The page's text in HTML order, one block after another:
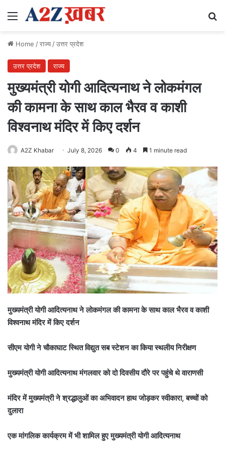
Menu
Home /राज्य/उत्तर प्रदेश
उत्तर प्रदेश राज्य
मुख्यमंत्री योगी आदित्यनाथ ने लोकमंगल
की कामना के साथ काल भैरव व काशी
विश्वनाथ मंदिर में किए दर्शन
A2Z Khabar July 8, 2026 0 4 1 minute read
मुख्यमंत्री योगी आदित्यनाथ ने लोकमंगल की कामना के साथ काल भैरव व काशी
विश्वनाथ मंदिर में किए दर्शन
सीएम योगी ने चौकाघाट स्थित विद्युत सब स्टेशन का किया स्थलीय निरीक्षण
मुख्यमंत्री योगी आदित्यनाथ मंगलवार को दो दिवसीय दौरे पर पहुंचे थे वाराणसी
मंदिर में मुख्यमंत्री ने श्रद्धालुओं का अभिवादन हाथ जोड़कर स्वीकारा, बच्चों को
दुलारा
एक मांगलिक कार्यक्रम में भी शामिल हुए मुख्यमंत्री योगी आदित्यनाथ